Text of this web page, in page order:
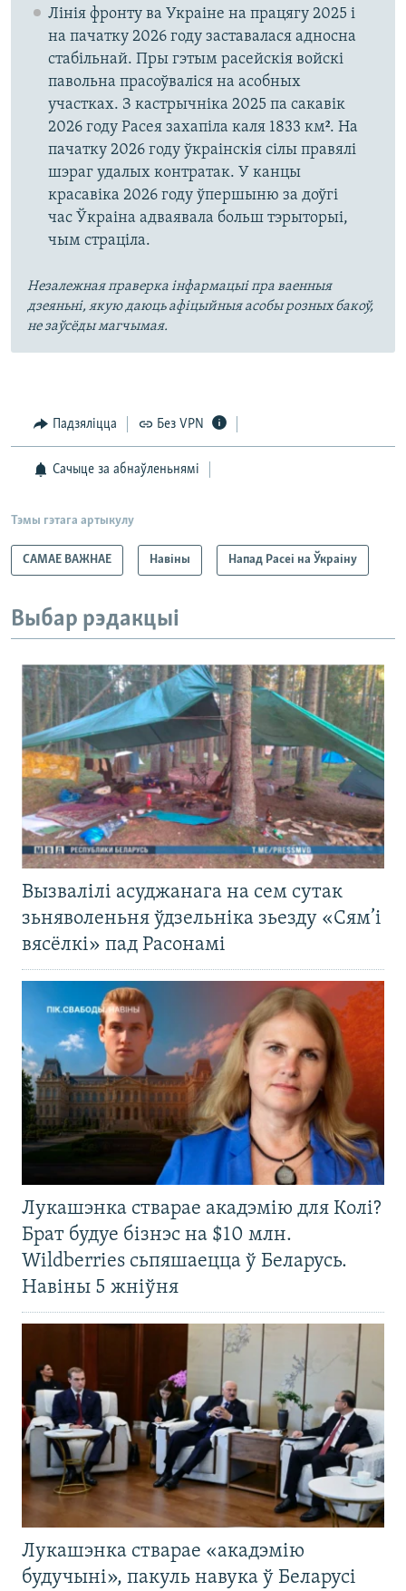
Лінія фронту ва Украіне на працягу 2025 і
на пачатку 2026 году заставалася адносна
стабільнай. Пры гэтым расейскія войскі
павольна прасоўваліся на асобных
участках. З кастрычніка 2025 па сакавік
2026 году Расея захапіла каля 1833 км². На
пачатку 2026 году ўкраінскія сілы правялі
шэраг удалых контратак. У канцы
красавіка 2026 году ўпершыню за доўгі
час Ўкраіна адваявала больш тэрыторыі,
чым страціла.
Незалежная праверка інфармацыі пра ваенныя
дзеяньні, якую даюць афіцыйныя асобы розных бакоў,
не заўсёды магчымая.
Падзяліцца Без VPN
Сачыце за абнаўленьнямі
Тэмы гэтага артыкулу
САМАЕ ВАЖНАЕ Навіны Напад Расеі на Ўкраіну
Выбар рэдакцыі
Вызвалілі асуджанага на сем сутак
зьняволеньня ўдзельніка зьезду «Сям’і
вясёлкі» пад Расонамі
Лукашэнка стварае акадэмію для Колі?
Брат будуе бізнэс на $10 млн.
Wildberries сьпяшаецца ў Беларусь.
Навіны 5 жніўня
Лукашэнка стварае «акадэмію
будучыні», пакуль навука ў Беларусі